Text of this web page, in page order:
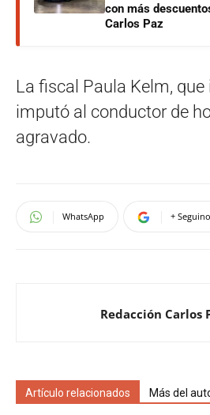
con más
Carlos Paz
La fiscal Paula Kelm,
imputó al conductor de
agravado.
WhatsApp +
Redacción Carlos
Artículo relacionados Más del